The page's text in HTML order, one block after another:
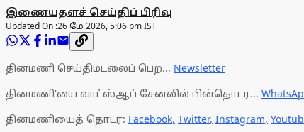
இணையதளச் செய்திப் பிரிவு
Updated On :26 மே 2026, 5:06 pm IST
தினமணி செய்திமடலைப் பெற... Newsletter
தினமணி'யை வாட்ஸ்ஆப் சேனலில் பின்தொடர...
தினமணியைத் தொடர: Facebook, Twitter, Instagram,